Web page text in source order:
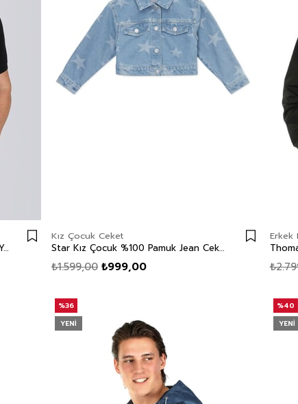
Twins 1 Erkek %100 Pamuk Pike Polo Yaka T-Shirt Siyah
Kız Çocuk Ceket
Star Kız Çocuk %100 Pamuk Jean Ceket Denim
₺999,00
₺1.599,00
Erkek
%36
YENI
%40
YENI